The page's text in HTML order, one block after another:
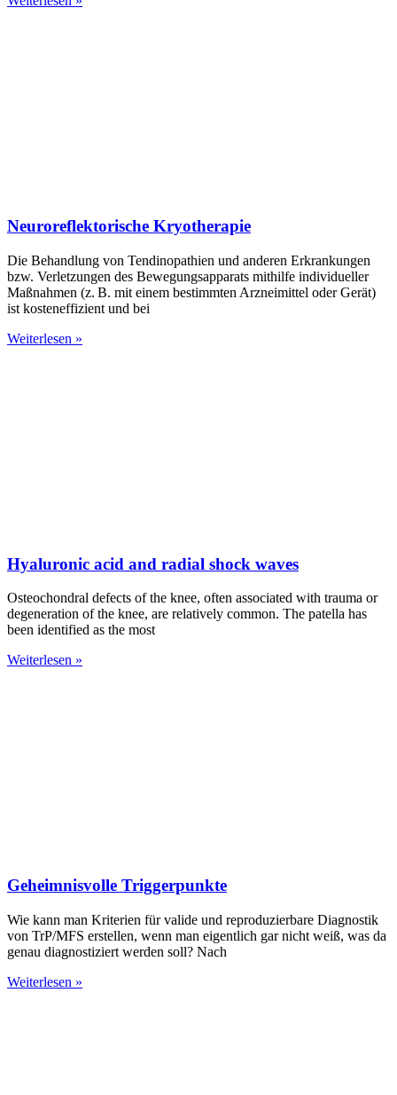
Neuroreflektorische Kryotherapie
Die Behandlung von Tendinopathien und anderen Erkrankungen
bzw. Verletzungen des Bewegungsapparats mithilfe individueller
Maßnahmen (z. B. mit einem bestimmten Arzneimittel oder Gerät)
ist kosteneffizient und bei
Weiterlesen »
Hyaluronic acid and radial shock waves
Osteochondral defects of the knee, often associated with trauma or
degeneration of the knee, are relatively common. The patella has
been identified as the most
Weiterlesen »
Geheimnisvolle Triggerpunkte
Wie kann man Kriterien für valide und reproduzierbare Diagnostik
von TrP/MFS erstellen, wenn man eigentlich gar nicht weiß, was da
genau diagnostiziert werden soll? Nach
Weiterlesen »